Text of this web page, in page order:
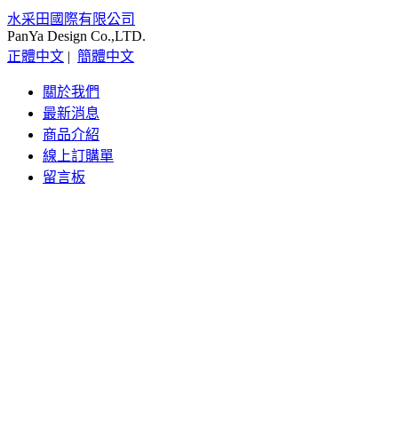
水采田國際有限公司
PanYa Design Co.,LTD.
正體中文 | 簡體中文
關於我們
最新消息
商品介紹
線上訂購單
留言板